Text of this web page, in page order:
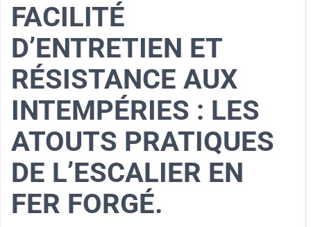
FACILITÉ
D’ENTRETIEN ET
RÉSISTANCE AUX
INTEMPÉRIES : LES
ATOUTS PRATIQUES
DE L’ESCALIER EN
FER FORGÉ.